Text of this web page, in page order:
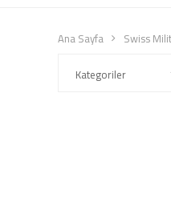
Ana Sayfa Swiss
Kategoriler